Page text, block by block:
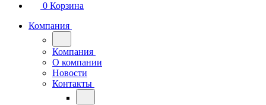
0 Корзина
Компания
Компания
О компании
Новости
Контакты